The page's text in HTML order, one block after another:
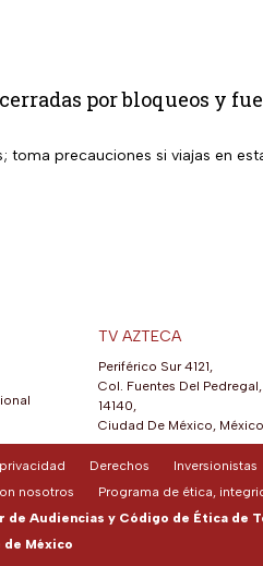
por bloqueos y
precauciones si viajas en
TV AZTECA
Periférico Sur 4121,
Col. Fuentes Del Pedregal,
14140,
Ciudad De México,
Derechos Inversionistas
nosotros
Programa de ética,
de Audiencias y Código de Ética de
de México